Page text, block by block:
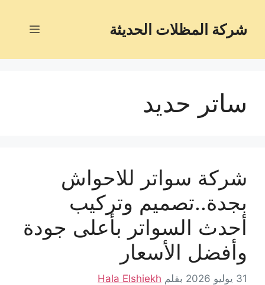
شركة المظلات الحديثة
ساتر حديد
شركة سواتر للاحواش
بجدة..تصميم وتركيب
أحدث السواتر بأعلى جودة
وأفضل الأسعار
31 يوليو 2026 بقلم Hala Elshiekh